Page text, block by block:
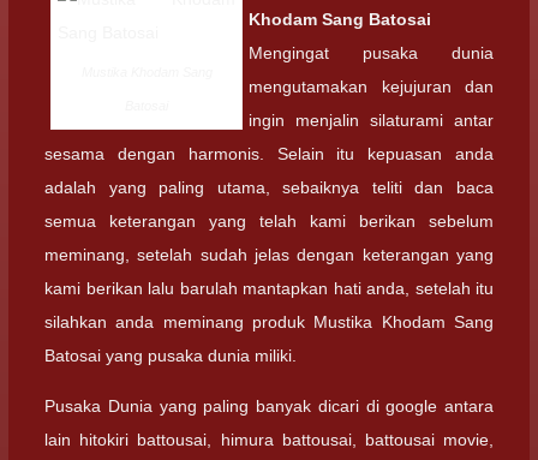
Khodam Sang Batosai
Mengingat pusaka dunia
mengutamakan kejujuran dan
ingin menjalin silaturami antar
sesama dengan harmonis. Selain itu kepuasan anda
adalah yang paling utama, sebaiknya teliti dan baca
semua keterangan yang telah kami berikan sebelum
meminang, setelah sudah jelas dengan keterangan yang
kami berikan lalu barulah mantapkan hati anda, setelah itu
silahkan anda meminang produk Mustika Khodam Sang
Batosai yang pusaka dunia miliki.
Pusaka Dunia yang paling banyak dicari di google antara
lain hitokiri battousai, himura battousai, battousai movie,